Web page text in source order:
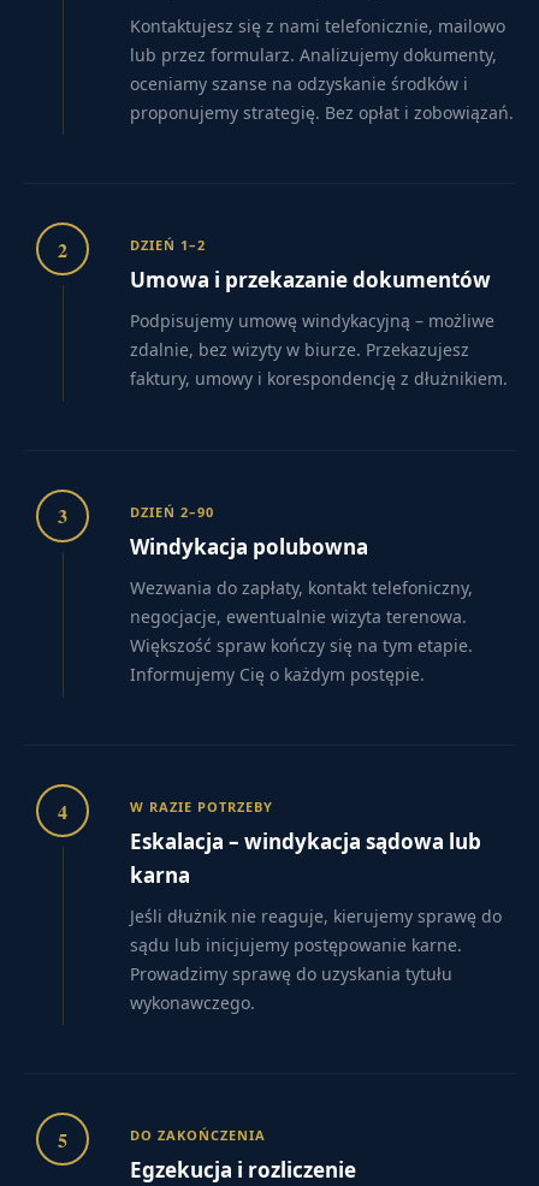
Kontaktujesz się z nami telefonicznie, mailowo
lub przez formularz. Analizujemy dokumenty,
oceniamy szanse na odzyskanie środków i
proponujemy strategię. Bez opłat i zobowiązań.
2 DZIEŃ 1–2
Umowa i przekazanie dokumentów
Podpisujemy umowę windykacyjną – możliwe
zdalnie, bez wizyty w biurze. Przekazujesz
faktury, umowy i korespondencję z dłużnikiem.
3 DZIEŃ 2–90
Windykacja polubowna
Wezwania do zapłaty, kontakt telefoniczny,
negocjacje, ewentualnie wizyta terenowa.
Większość spraw kończy się na tym etapie.
Informujemy Cię o każdym postępie.
4 W RAZIE POTRZEBY
Eskalacja – windykacja sądowa lub
karna
Jeśli dłużnik nie reaguje, kierujemy sprawę do
sądu lub inicjujemy postępowanie karne.
Prowadzimy sprawę do uzyskania tytułu
wykonawczego.
5 DO ZAKOŃCZENIA
Egzekucja i rozliczenie